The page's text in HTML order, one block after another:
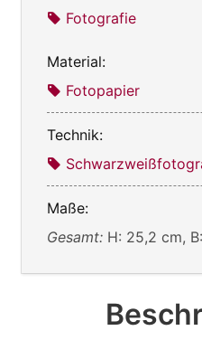
Fotografie
Material:
Fotopapier
Technik:
Maße:
Gesamt: H: 25,2 cm,